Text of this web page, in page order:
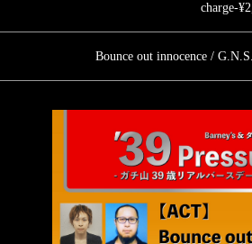
charge-
Bounce out innocence /